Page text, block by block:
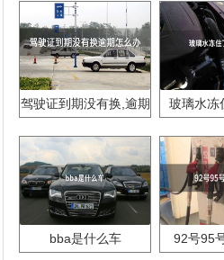
驾驶证到期没有换,逾期
玻璃水冻
bba是什么车 92号95